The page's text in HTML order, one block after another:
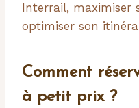
Interrail, maximiser
optimiser son
Comment
à petit prix ?